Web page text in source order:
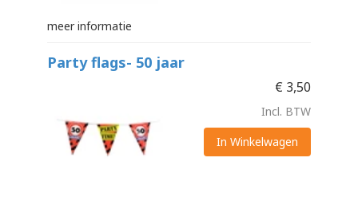
meer informatie
Party flags- 50 jaar
€ 3,50
Incl. BTW
In Winkelwagen